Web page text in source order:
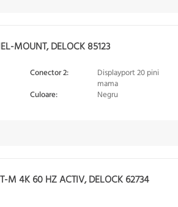
MOUNT, DELOCK 85123
Conector 2:
Displayport 20 pini
mama
Culoare:
Negru
M 4K 60 HZ ACTIV, DELOCK 62734